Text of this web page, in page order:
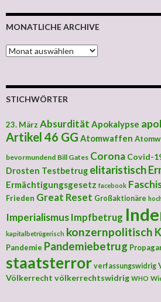
MONATLICHE ARCHIVE
MONATLICHE ARCHIVE
STICHWÖRTER
23. März Absurdität Apokalypse
Artikel 46 GG Atomwaffen
bevormundend Bill Gates Corona Covid-
Drosten Testbetrug elitaristisch
Ermächtigungsgesetz facebook
Frieden Great Reset Großaktionäre
Imperialismus Impfbetrug
kapitalbetrügerisch konzernpolitisch
Pandemie Pandemiebetrug
staatsterror verfassungswidrig
Völkerrecht völkerrechtswidrig WHO